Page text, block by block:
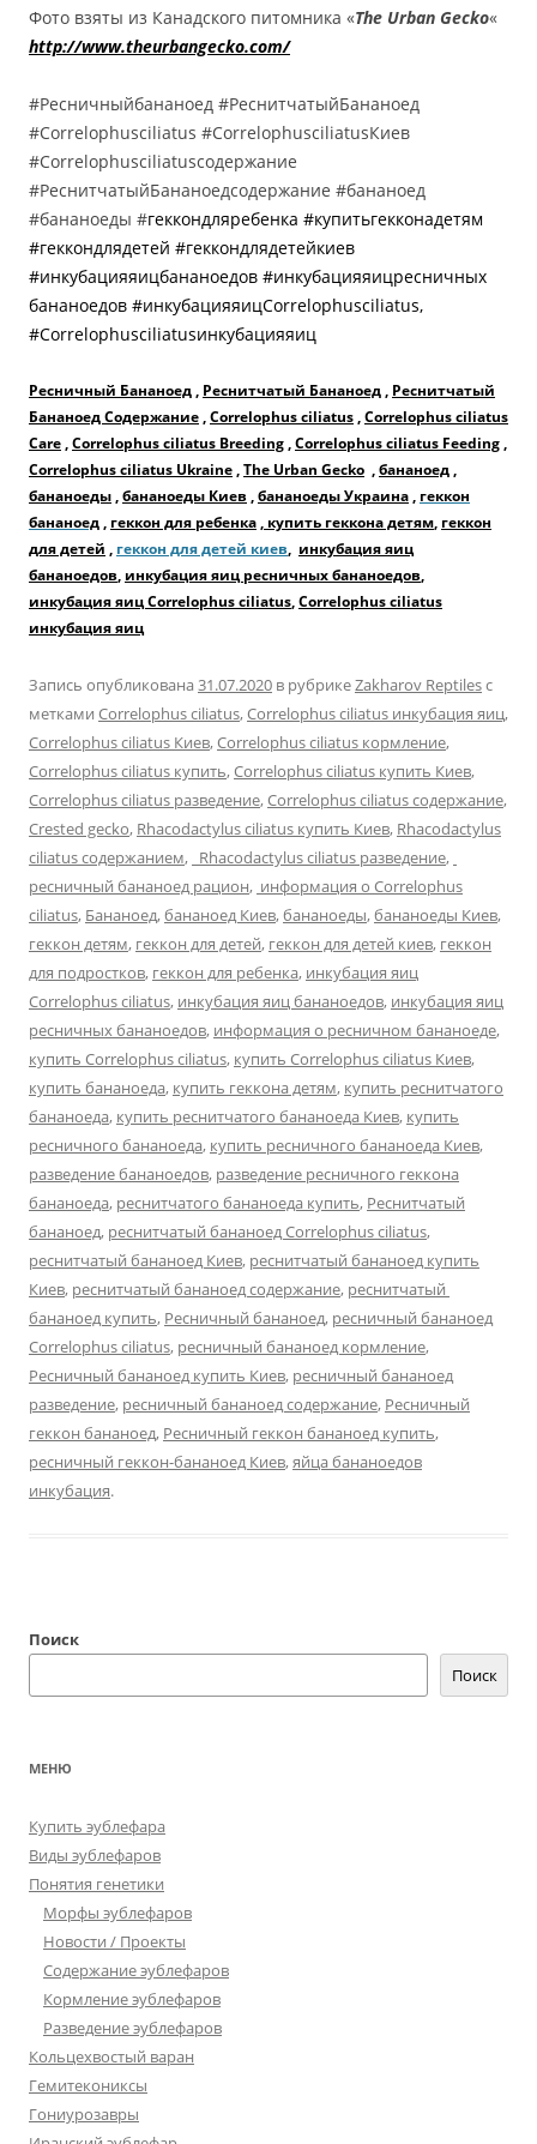
Фото взяты из Канадского питомника «The Urban Gecko«
http://www.theurbangecko.com/
#Ресничныйбананоед #РеснитчатыйБананоед
#Correlophusciliatus #CorrelophusciliatusКиев
#Correlophusciliatusсодержание
#РеснитчатыйБананоедсодержание #бананоед
#бананоеды #геккондляребенка #купитьгекконадетям
#геккондлядетей #геккондлядетейкиев
#инкубацияяицбананоедов #инкубацияяицресничных
бананоедов #инкубацияяицCorrelophusciliatus,
#Correlophusciliatusинкубацияяиц
Ресничный Бананоед, Реснитчатый Бананоед, Реснитчатый
Бананоед Содержание,Correlophus ciliatus,Correlophus ciliatus
Care,Correlophus ciliatus Breeding,Correlophus ciliatus Feeding,
Correlophus ciliatus Ukraine,The Urban Gecko ,бананоед,
бананоеды,бананоеды Киев ,бананоеды Украина, геккон
бананоед, геккон для ребенка, купить геккона детям, геккон
для детей , геккон для детей киев, инкубация яиц
бананоедов, инкубация яиц ресничных бананоедов,
инкубация яиц Correlophus ciliatus,Correlophus ciliatus
инкубация яиц
Запись опубликована31.07.2020 в рубрикеZakharov Reptilesс
метками Correlophus ciliatus,Correlophus ciliatus инкубация яиц,
Correlophus ciliatus Киев,Correlophus ciliatus кормление,
Correlophus ciliatus купить,Correlophus ciliatus купить Киев,
Correlophus ciliatus разведение,Correlophus ciliatus содержание,
Crested gecko, Rhacodactylus ciliatus купить Киев, Rhacodactylus
ciliatus содержанием, Rhacodactylus ciliatus разведение,
ресничный бананоед рацион, информация о Correlophus
ciliatus, Бананоед,бананоед Киев,бананоеды,бананоеды Киев,
геккон детям, геккон для детей, геккон для детей киев, геккон
для подростков, геккон для ребенка, инкубация яиц
Correlophus ciliatus, инкубация яиц бананоедов, инкубация яиц
ресничных бананоедов, информация о ресничном бананоеде,
купить Correlophus ciliatus, купить Correlophus ciliatus Киев,
купить бананоеда, купить геккона детям, купить реснитчатого
бананоеда, купить реснитчатого бананоеда Киев, купить
ресничного бананоеда, купить ресничного бананоеда Киев,
разведение бананоедов, разведение ресничного геккона
бананоеда, реснитчатого бананоеда купить, Реснитчатый
бананоед, реснитчатый бананоед Correlophus ciliatus,
реснитчатый бананоед Киев, реснитчатый бананоед купить
Киев, реснитчатый бананоед содержание, реснитчатый
бананоед купить, Ресничный бананоед, ресничный бананоед
Correlophus ciliatus, ресничный бананоед кормление,
Ресничный бананоед купить Киев, ресничный бананоед
разведение, ресничный бананоед содержание, Ресничный
геккон бананоед, Ресничный геккон бананоед купить,
ресничный геккон-бананоед Киев,яйца бананоедов
инкубация.
Поиск
Поиск
МЕНЮ
Купить эублефара
Виды эублефаров
Понятия генетики
Морфы эублефаров
Новости / Проекты
Содержание эублефаров
Кормление эублефаров
Разведение эублефаров
Кольцехвостый варан
Гемитекониксы
Гониурозавры